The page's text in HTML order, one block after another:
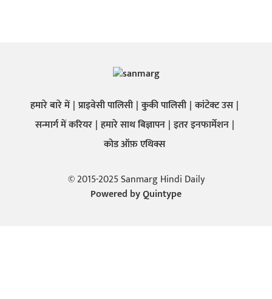
हमारे बारे में प्राइवेसी पालिसी कुकी पालिसी कांटेक्ट उस
सन्मार्ग में करियर हमारे साथ बिज्ञापन इतर इनफार्मेशन
कोड ऑफ़ एथिक्स
© 2015-2025 Sanmarg Hindi Daily
Powered byQuintype